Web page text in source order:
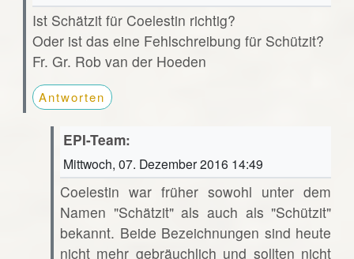
Ist Schätzit für Coelestin richtig?
Oder ist das eine Fehlschreibung für Schützit?
Fr. Gr. Rob van der Hoeden
Antworten
EPI-Team:
Mittwoch, 07. Dezember 2016 14:49
Coelestin war früher sowohl unter dem
Namen "Schätzit" als auch als "Schützit"
bekannt. Beide Bezeichnungen sind heute
nicht mehr gebräuchlich und sollten nicht